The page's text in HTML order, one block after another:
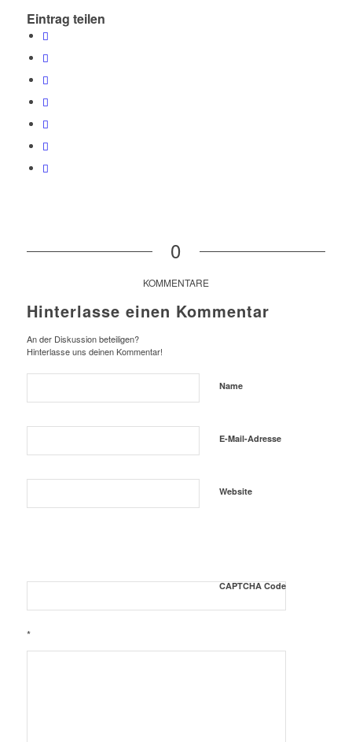
Eintrag teilen
0
KOMMENTARE
Hinterlasse einen Kommentar
An der Diskussion beteiligen?
Hinterlasse uns deinen Kommentar!
Name
E-Mail-Adresse
Website
CAPTCHA Code
*